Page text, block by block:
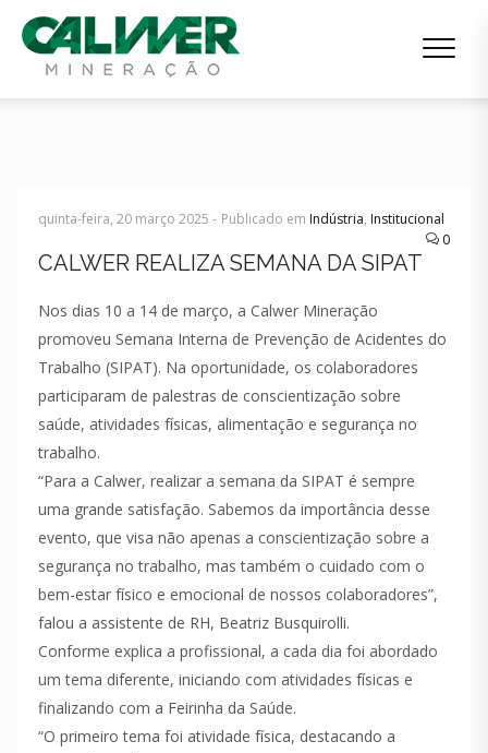
quinta-feira, 20 março 2025 - Publicado em Indústria, Institucional
0
CALWER REALIZA SEMANA DA SIPAT
Nos dias 10 a 14 de março, a Calwer Mineração
promoveu Semana Interna de Prevenção de Acidentes do
Trabalho (SIPAT). Na oportunidade, os colaboradores
participaram de palestras de conscientização sobre
saúde, atividades físicas, alimentação e segurança no
trabalho.
“Para a Calwer, realizar a semana da SIPAT é sempre
uma grande satisfação. Sabemos da importância desse
evento, que visa não apenas a conscientização sobre a
segurança no trabalho, mas também o cuidado com o
bem-estar físico e emocional de nossos colaboradores”,
falou a assistente de RH, Beatriz Busquirolli.
Conforme explica a profissional, a cada dia foi abordado
um tema diferente, iniciando com atividades físicas e
finalizando com a Feirinha da Saúde.
“O primeiro tema foi atividade física, destacando a